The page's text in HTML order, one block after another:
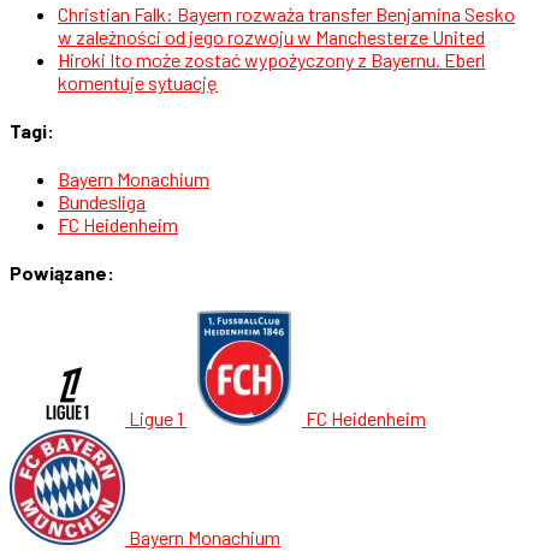
Christian Falk: Bayern rozważa transfer Benjamina Sesko
w zależności od jego rozwoju w Manchesterze United
Hiroki Ito może zostać wypożyczony z Bayernu. Eberl
komentuje sytuację
Tagi:
Bayern Monachium
Bundesliga
FC Heidenheim
Powiązane:
Ligue 1 FC Heidenheim
Bayern Monachium